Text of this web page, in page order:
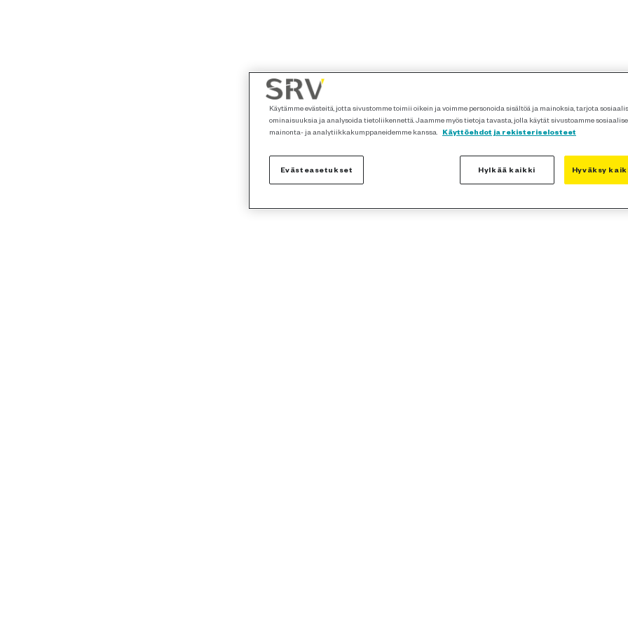
Käytämme evästeitä, jotta sivustomme toimii oikein ja voimme personoida sisältöä ja mainoksia, tarjota
ominaisuuksia ja analysoida tietoliikennettä. Jaamme myös tietoja tavasta, jolla käytät sivustoamme
mainonta- ja analytiikkakumppaneidemme kanssa.
Käyttöehdot ja rekisteriselosteet
Evästeasetukset Hylkää kaikki Hyväksy